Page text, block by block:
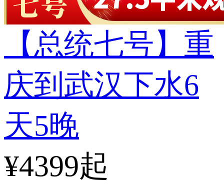
【总统七号】重
庆到武汉下水6
天5晚
¥4399起